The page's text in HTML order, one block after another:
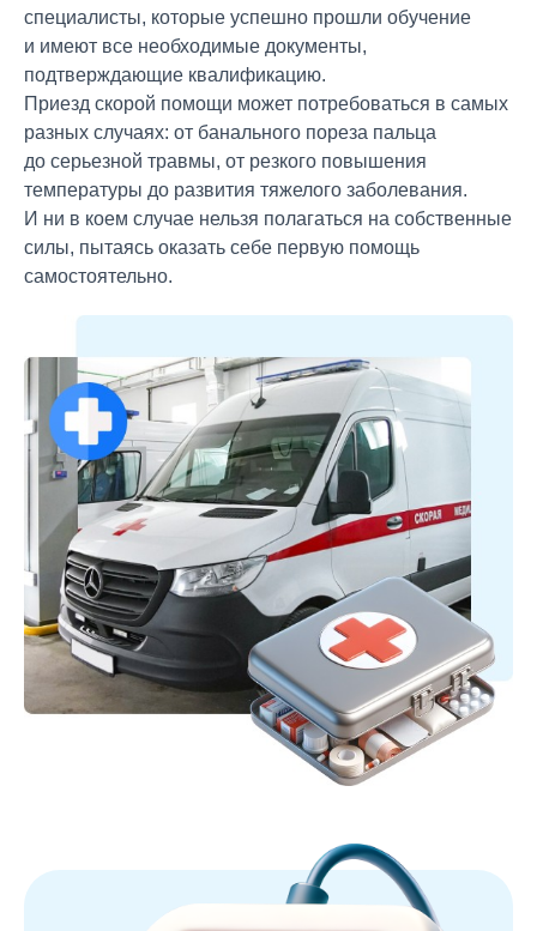
специалисты, которые успешно прошли обучение
и имеют все необходимые документы,
подтверждающие квалификацию.
Приезд скорой помощи может потребоваться в самых
разных случаях: от банального пореза пальца
до серьезной травмы, от резкого повышения
температуры до развития тяжелого заболевания.
И ни в коем случае нельзя полагаться на собственные
силы, пытаясь оказать себе первую помощь
самостоятельно.